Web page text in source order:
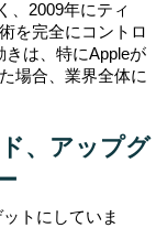
、2009年にティ
を完全にコントロ
は、特にAppleが
場合、業界全体に
、アップグ
トにしていま